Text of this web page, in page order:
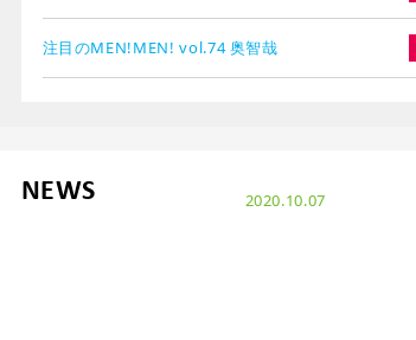
注目のMEN!MEN! vol.74 奥智哉
NEWS 2020.10.07